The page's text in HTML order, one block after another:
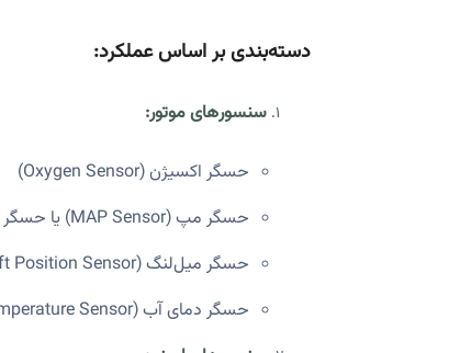
دسته‌بندی بر اساس عملکرد:
سنسورهای موتور:
حسگر اکسیژن (Oxygen Sensor)
حسگر مپ (MAP Sensor) یا حسگر فشار هوای منیفولد
حسگر میل‌لنگ (Crankshaft Position Sensor)
حسگر دمای آب (Coolant Temperature Sensor)